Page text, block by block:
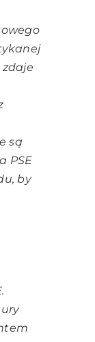
są
PSE
by